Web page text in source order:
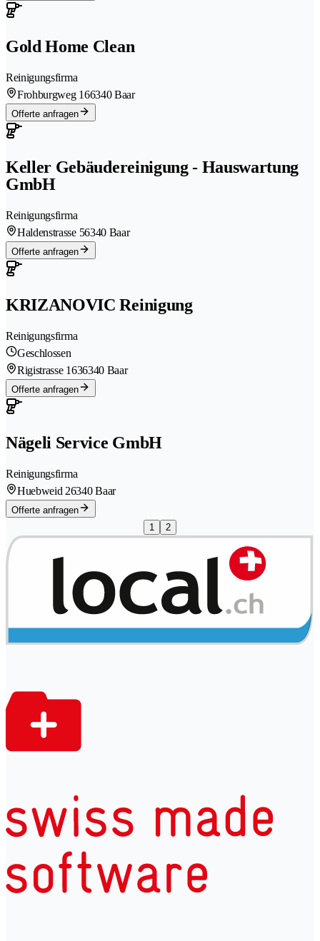
Gold Home Clean
Reinigungsfirma
Frohburgweg 166340 Baar
Offerte anfragen
Keller Gebäudereinigung - Hauswartung
GmbH
Reinigungsfirma
Haldenstrasse 56340 Baar
Offerte anfragen
KRIZANOVIC Reinigung
Reinigungsfirma
Geschlossen
Rigistrasse 1636340 Baar
Offerte anfragen
Nägeli Service GmbH
Reinigungsfirma
Huebweid 26340 Baar
Offerte anfragen
1
2